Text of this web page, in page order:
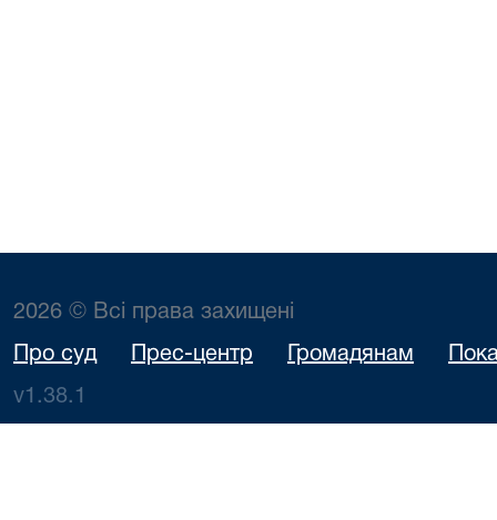
2026 © Всі права захищені
Про суд Прес-центр Громадянам
v1.38.1